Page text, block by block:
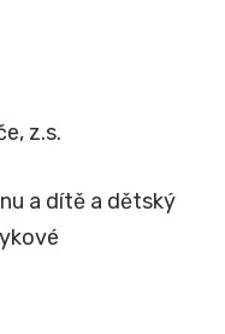
z.s.
a dítě a dětský